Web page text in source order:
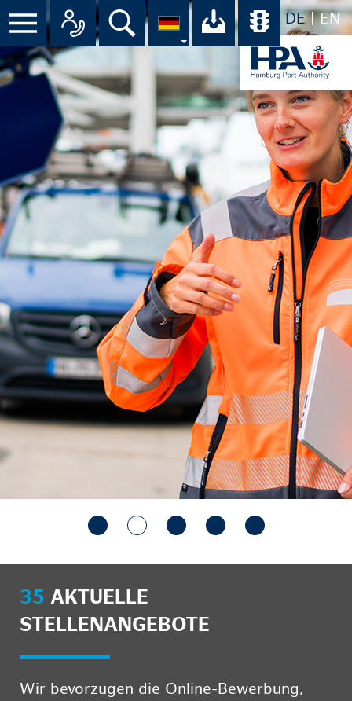
DE EN
Suche Ihr Download-
35 AKTUELLE
STELLENANGEBOTE
Wir bevorzugen die Online-Bewerbung,